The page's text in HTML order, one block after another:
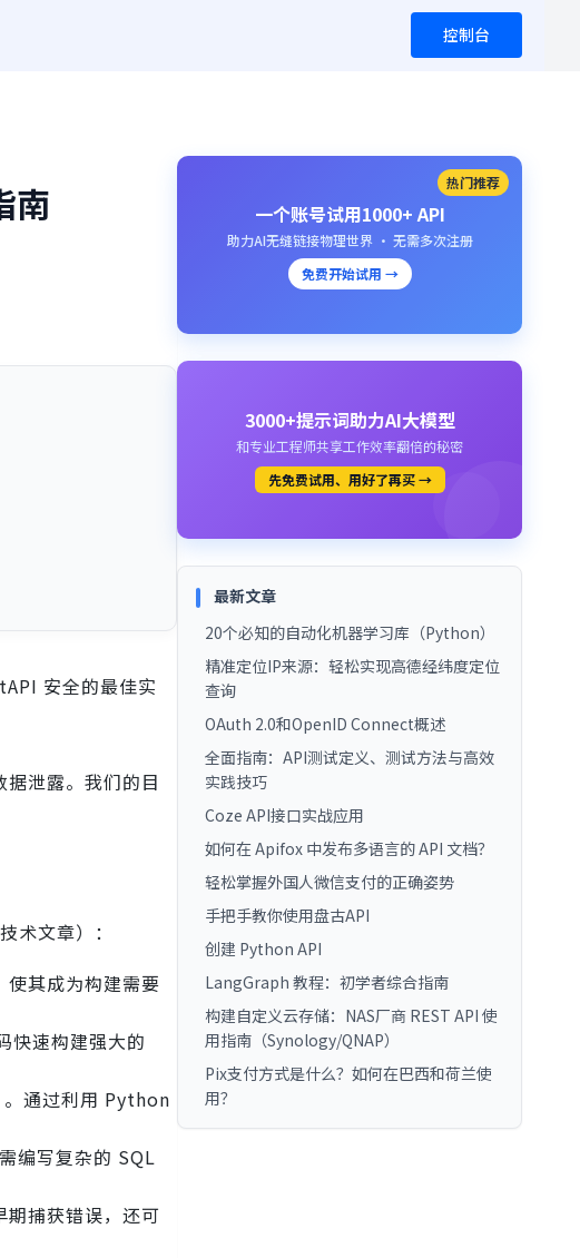
控制台
南
安全的最佳实
泄露。我们的目
术文章）：
其成为构建需要
快速构建强大的
通过利用 Python
编写复杂的 SQL
捕获错误，还可
热门推荐
一个账号试用1000+ API
助力AI无缝链接物理世界 · 无需多次注册
免费开始试用 →
3000+提示词助力AI大模型
和专业工程师共享工作效率翻倍的秘密
先免费试用、用好了再买 →
最新文章
20个必知的自动化机器学习库（Python）
精准定位IP来源：轻松实现高德经纬度定位
查询
OAuth 2.0和OpenID Connect概述
全面指南：API测试定义、测试方法与高效
实践技巧
Coze API接口实战应用
如何在 Apifox 中发布多语言的 API 文档？
轻松掌握外国人微信支付的正确姿势
手把手教你使用盘古API
创建 Python API
LangGraph 教程：初学者综合指南
构建自定义云存储：NAS厂商 REST API 使
用指南（Synology/QNAP）
Pix支付方式是什么？如何在巴西和荷兰使
用？